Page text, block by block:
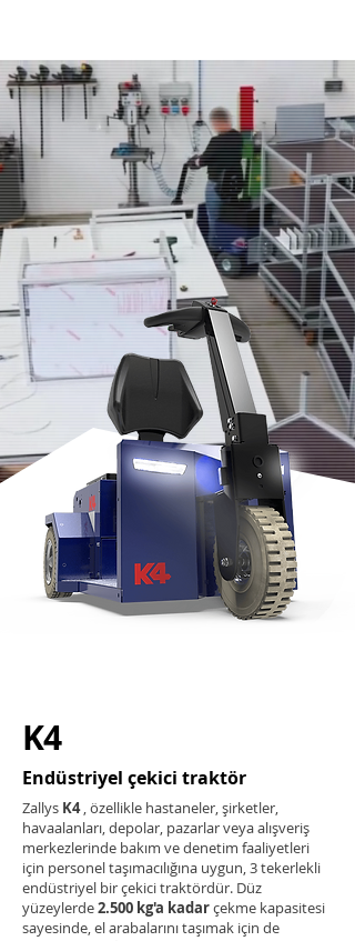
K4
Endüstriyel çekici traktör
Zallys K4, özellikle hastaneler, şirketler,
havaalanları, depolar, pazarlar veya alışveriş
merkezlerinde bakım ve denetim faaliyetleri
için personel taşımacılığına uygun, 3 tekerlekli
endüstriyel bir çekici traktördür. Düz
yüzeylerde2.500 kg'a kadarçekme kapasitesi
sayesinde, el arabalarını taşımak için de